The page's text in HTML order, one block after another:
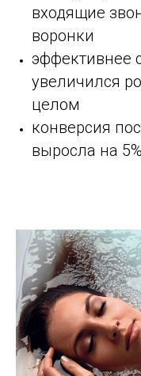
входящие
воронки
эффективнее
увеличился
целом
конверсия
выросла на 5%